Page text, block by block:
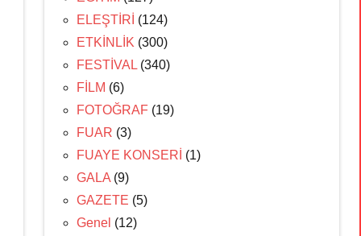
ELEŞTİRİ (124)
ETKİNLİK (300)
FESTİVAL (340)
FİLM (6)
FOTOĞRAF (19)
FUAR (3)
FUAYE KONSERİ (1)
GALA (9)
GAZETE (5)
Genel (12)